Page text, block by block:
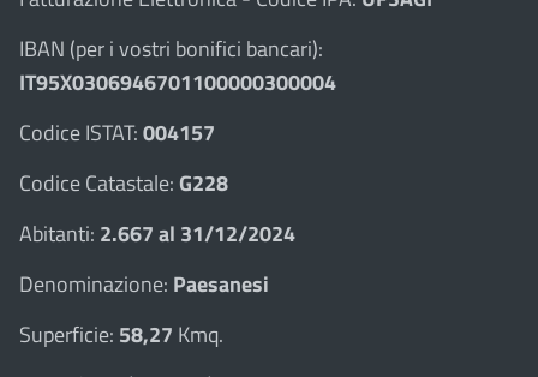
IBAN (per i vostri bonifici bancari):
IT95X0306946701100000300004
Codice ISTAT:004157
Codice Catastale:G228
Abitanti: 2.667 al 31/12/2024
Denominazione: Paesanesi
Superficie: 58,27 Kmq.